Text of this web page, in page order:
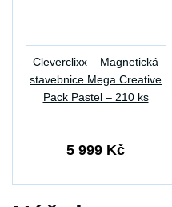
Cleverclixx – Magnetická
stavebnice Mega Creative
Pack Pastel – 210 ks
5 999 Kč